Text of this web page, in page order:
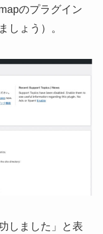
のプラグイン
しょう）。
しました」と表